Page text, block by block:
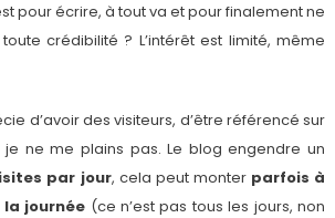
pour écrire, à tout va et pour finalement ne
crédibilité ? L’intérêt est limité, même
d’avoir des visiteurs, d’être référencé sur
ne me plains pas. Le blog engendre un
par jour, cela peut monter parfois à
journée (ce n’est pas tous les jours, non